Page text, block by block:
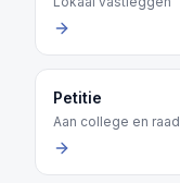
Petitie
Aan college en raad